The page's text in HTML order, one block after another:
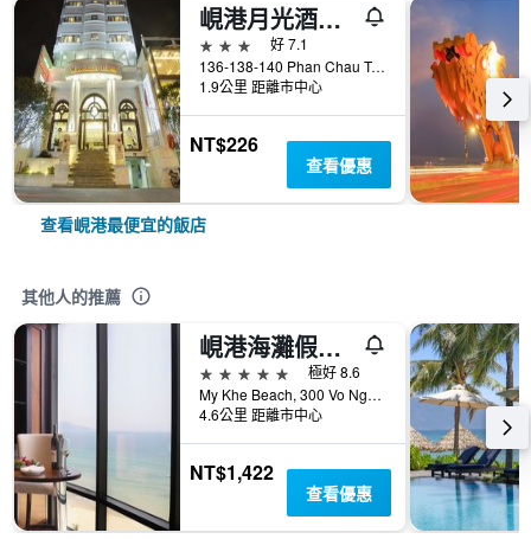
峴港月光酒店 - 峴港
3星級
好 7.1
136-138-140 Phan Chau Trinh St, 峴港, 越南
1.9公里 距離市中心
NT$226
查看優惠
查看峴港最便宜的飯店
其他人的推薦
峴港海灘假日度假飯店
5星級
極好 8.6
My Khe Beach, 300 Vo Nguyen Giap Street, 峴港, 越南
4.6公里 距離市中心
NT$1,422
查看優惠